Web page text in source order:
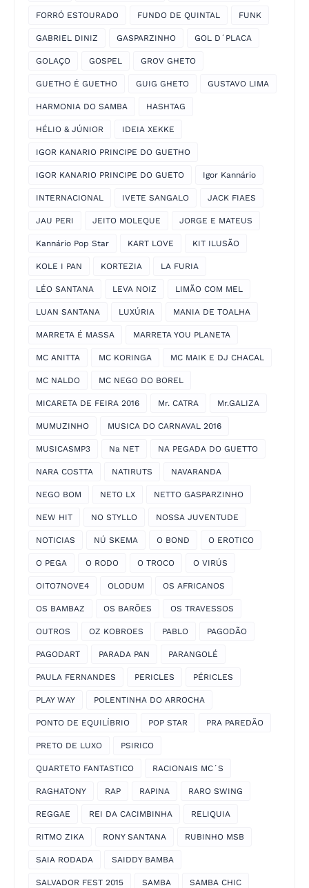
FORRÓ ESTOURADO FUNDO DE QUINTAL FUNK
GABRIEL DINIZ GASPARZINHO GOL D´PLACA
GOLAÇO GOSPEL GROV GHETO
GUETHO É GUETHO GUIG GHETO GUSTAVO LIMA
HARMONIA DO SAMBA HASHTAG
HÉLIO & JÚNIOR IDEIA XEKKE
IGOR KANARIO PRINCIPE DO GUETHO
IGOR KANARIO PRINCIPE DO GUETO Igor Kannário
INTERNACIONAL IVETE SANGALO JACK FIAES
JAU PERI JEITO MOLEQUE JORGE E MATEUS
Kannário Pop Star KART LOVE KIT ILUSÃO
KOLE I PAN KORTEZIA LA FURIA
LÉO SANTANA LEVA NOIZ LIMÃO COM MEL
LUAN SANTANA LUXÚRIA MANIA DE TOALHA
MARRETA É MASSA MARRETA YOU PLANETA
MC ANITTA MC KORINGA MC MAIK E DJ CHACAL
MC NALDO MC NEGO DO BOREL
MICARETA DE FEIRA 2016 Mr. CATRA Mr.GALIZA
MUMUZINHO MUSICA DO CARNAVAL 2016
MUSICASMP3 Na NET NA PEGADA DO GUETTO
NARA COSTTA NATIRUTS NAVARANDA
NEGO BOM NETO LX NETTO GASPARZINHO
NEW HIT NO STYLLO NOSSA JUVENTUDE
NOTICIAS NÚ SKEMA O BOND O EROTICO
O PEGA O RODO O TROCO O VIRÚS
OITO7NOVE4 OLODUM OS AFRICANOS
OS BAMBAZ OS BARÕES OS TRAVESSOS
OUTROS OZ KOBROES PABLO PAGODÃO
PAGODART PARADA PAN PARANGOLÉ
PAULA FERNANDES PERICLES PÉRICLES
PLAY WAY POLENTINHA DO ARROCHA
PONTO DE EQUILÍBRIO POP STAR PRA PAREDÃO
PRETO DE LUXO PSIRICO
QUARTETO FANTASTICO RACIONAIS MC´S
RAGHATONY RAP RAPINA RARO SWING
REGGAE REI DA CACIMBINHA RELIQUIA
RITMO ZIKA RONY SANTANA RUBINHO MSB
SAIA RODADA SAIDDY BAMBA
SALVADOR FEST 2015 SAMBA SAMBA CHIC